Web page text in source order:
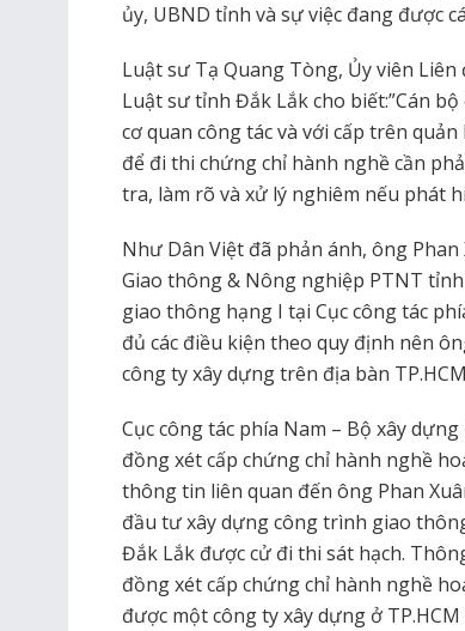
ủy, UBND tỉnh và sự việc đang được
Luật sư Tạ Quang Tòng, Ủy viên
Luật sư tỉnh Đắk Lắk cho biết:”Cán
cơ quan công tác và với cấp trên
để đi thi chứng chỉ hành nghề cần
tra, làm rõ và xử lý nghiêm nếu phát
Như Dân Việt đã phản ánh, ông
Giao thông & Nông nghiệp PTNT
giao thông hạng I tại Cục công tác
đủ các điều kiện theo quy định nên
công ty xây dựng trên địa bàn
Cục công tác phía Nam – Bộ xây
đồng xét cấp chứng chỉ hành nghề
thông tin liên quan đến ông Phan
đầu tư xây dựng công trình giao
Đắk Lắk được cử đi thi sát hạch.
đồng xét cấp chứng chỉ hành nghề
được một công ty xây dựng ở